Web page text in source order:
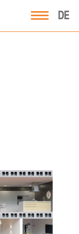
DE